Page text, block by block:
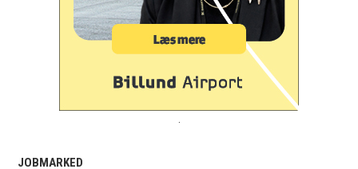
JOBMARKED